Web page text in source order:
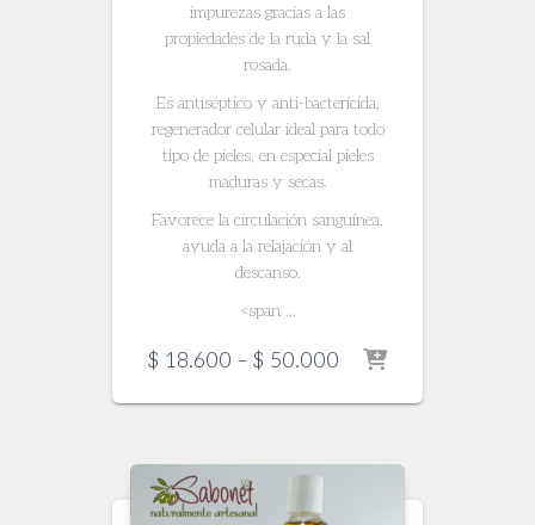
impurezas gracias a las
propiedades de la ruda y la sal
rosada.
Es antiséptico y anti-bactericida,
regenerador celular ideal para todo
tipo de pieles, en especial pieles
maduras y secas.
Favorece la circulación sanguínea,
ayuda a la relajación y al
descanso.
<span ...
$ 18.600 – $ 50.000 Price
$ 18.600
$ 50.000